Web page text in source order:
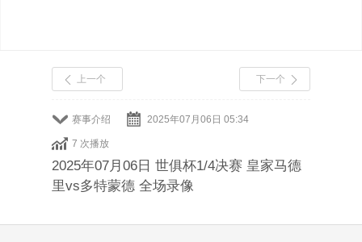
赛事介绍 2025年07月06日 05:34
7 次播放
上一个 下一个
2025年07月06日 世俱杯1/4决赛 皇家马德
里vs多特蒙德 全场录像